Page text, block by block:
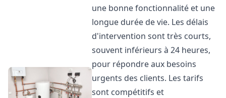
une bonne fonctionnalité et une
longue durée de vie. Les délais
d'intervention sont très courts,
souvent inférieurs à 24 heures,
pour répondre aux besoins
urgents des clients. Les tarifs
sont compétitifs et